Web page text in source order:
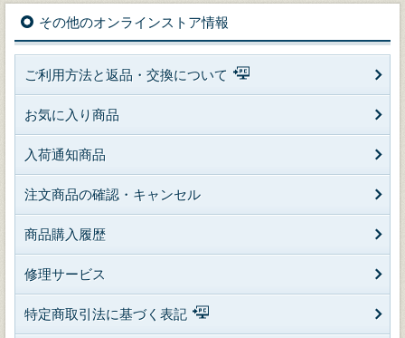
その他のオンラインストア情報
ご利用方法と返品・交換について
お気に入り商品
入荷通知商品
注文商品の確認・キャンセル
商品購入履歴
修理サービス
特定商取引法に基づく表記